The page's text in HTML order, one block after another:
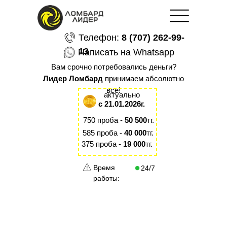
Время
работы:
Вам срочно потребовались деньги?
Лидер Ломбард принимаем абсолютно
все!
Телефон: 8 (707) 262-99-
13
Написать на Whatsapp
24/7
750 проба - 50 500тг.
585 проба - 40 000тг.
375 проба - 19 000тг.
актуально
с 21.01.2026г.